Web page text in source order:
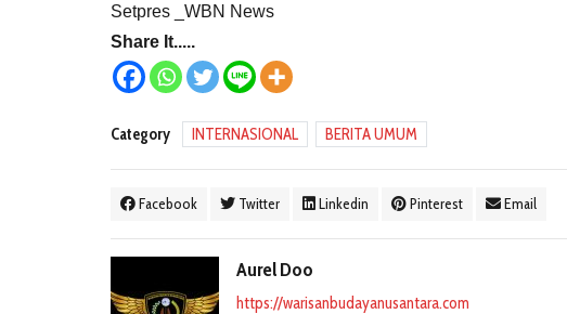
Setpres _WBN News
Share It.....
Category INTERNASIONAL BERITA UMUM
Facebook Twitter Linkedin Pinterest Email
Aurel Doo
https://warisanbudayanusantara.com